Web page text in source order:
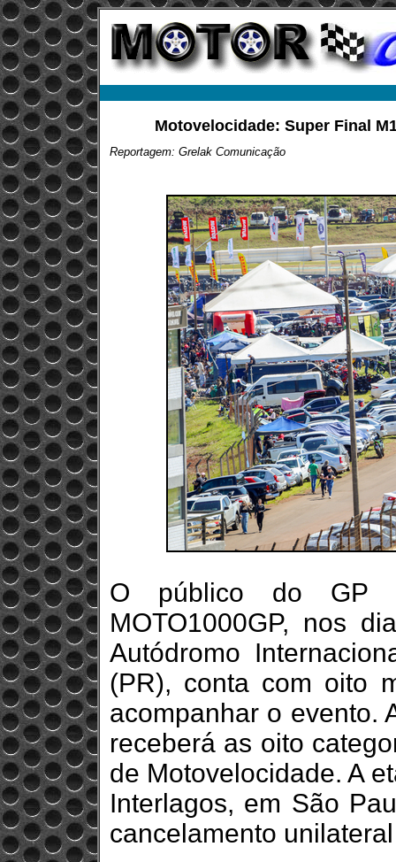
Motovelocidade: Super Final
Reportagem: Grelak Comunicação
O público do GP
MOTO1000GP, nos
Autódromo
(PR), conta com oito
acompanhar o evento.
receberá as oito
de Motovelocidade. A
Interlagos, em São
cancelamento